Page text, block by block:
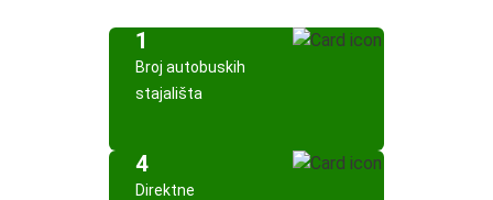
1
Broj autobuskih
stajališta
4
Direktne